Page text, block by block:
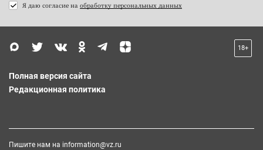
Я даю согласие на обработку персональных данных
18+
Полная версия сайта
Редакционная политика
Пишите нам на information@vz.ru